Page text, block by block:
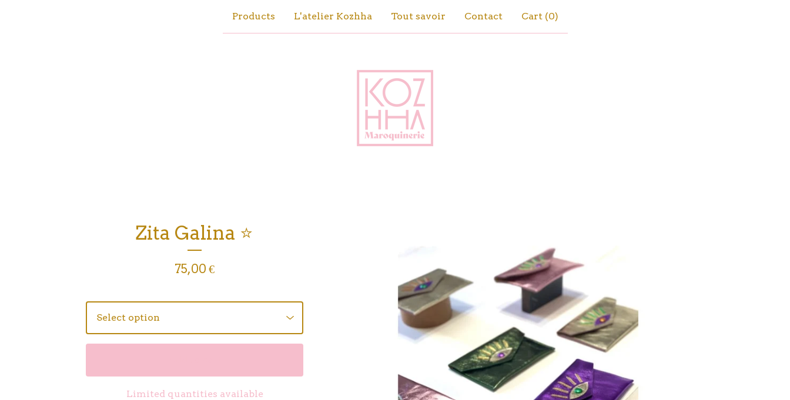
Products L'atelier Kozhha Tout savoir Contact Cart (0)
Zita Galina ⭐️
75,00 €
Limited quantities available